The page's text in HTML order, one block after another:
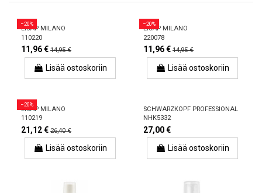
−20%
LISAP MILANO
110220
11,96 € 14,95 €
Lisää ostoskoriin
−20%
LISAP MILANO
220078
11,96 € 14,95 €
Lisää ostoskoriin
−20%
LISAP MILANO
110219
21,12 € 26,40 €
Lisää ostoskoriin
SCHWARZKOPF PROFESSIONAL
NHK5332
27,00 €
Lisää ostoskoriin